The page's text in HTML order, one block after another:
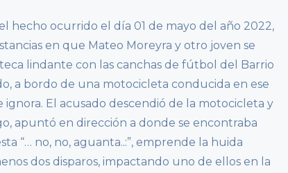
hecho ocurrido el día 01 de mayo del año 2022,
en que Mateo Moreyra y otro joven se
lindante con las canchas de fútbol del Barrio
a bordo de una motocicleta conducida en ese
El acusado descendió de la motocicleta y
apuntó en dirección a donde se encontraba
“… no, no, aguanta..:”, emprende la huida
dos disparos, impactando uno de ellos en la